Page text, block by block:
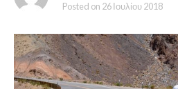
Posted on 26 Ιουλίου 2018